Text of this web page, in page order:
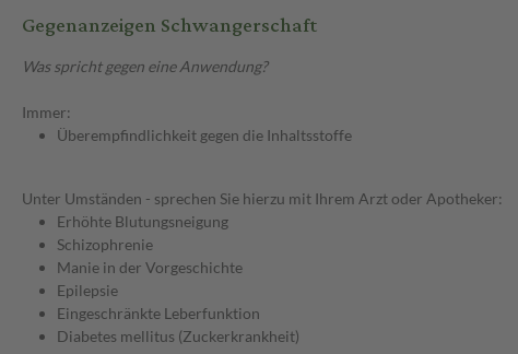
Gegenanzeigen Schwangerschaft
Was spricht gegen eine Anwendung?
Immer:
Überempfindlichkeit gegen die Inhaltsstoffe
Unter Umständen - sprechen Sie hierzu mit Ihrem Arzt oder Apotheker:
Erhöhte Blutungsneigung
Schizophrenie
Manie in der Vorgeschichte
Epilepsie
Eingeschränkte Leberfunktion
Diabetes mellitus (Zuckerkrankheit)